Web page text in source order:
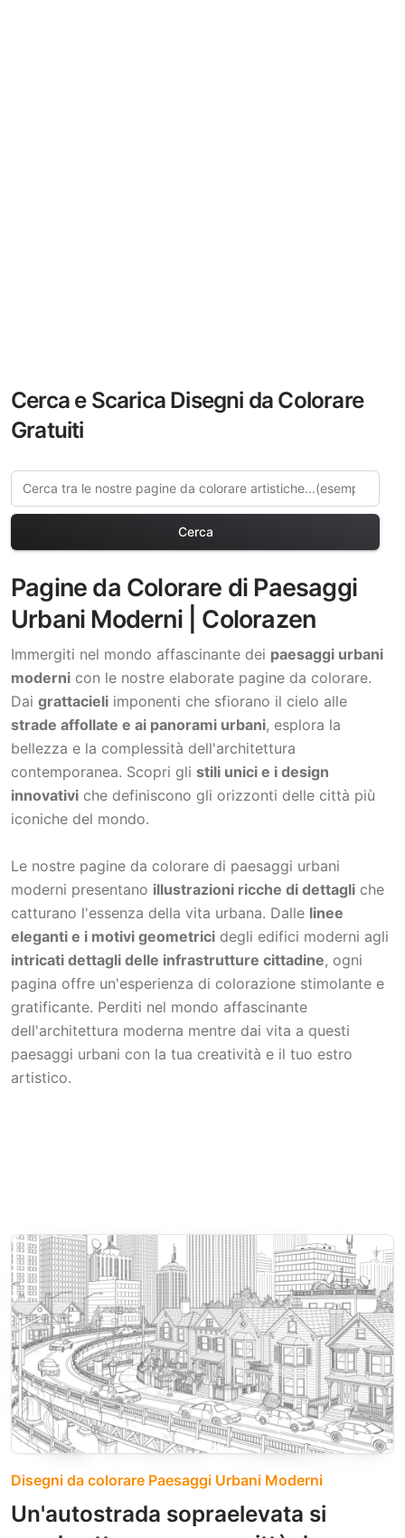
Cerca e Scarica Disegni da Colorare
Gratuiti
Cerca
Pagine da Colorare di Paesaggi
Urbani Moderni | Colorazen
Immergiti nel mondo affascinante dei paesaggi urbani
moderni con le nostre elaborate pagine da colorare.
Dai grattacieli imponenti che sfiorano il cielo alle
strade affollate e ai panorami urbani, esplora la
bellezza e la complessità dell'architettura
contemporanea. Scopri gli stili unici e i design
innovativi che definiscono gli orizzonti delle città più
iconiche del mondo.
Le nostre pagine da colorare di paesaggi urbani
moderni presentano illustrazioni ricche di dettagli che
catturano l'essenza della vita urbana. Dalle linee
eleganti e i motivi geometrici degli edifici moderni agli
intricati dettagli delle infrastrutture cittadine, ogni
pagina offre un'esperienza di colorazione stimolante e
gratificante. Perditi nel mondo affascinante
dell'architettura moderna mentre dai vita a questi
paesaggi urbani con la tua creatività e il tuo estro
artistico.
Disegni da colorare Paesaggi Urbani Moderni
Un'autostrada sopraelevata si